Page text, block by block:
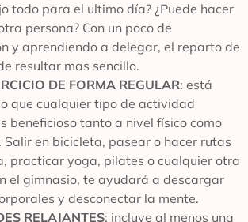
todo para el ultimo día? ¿Puede hacer
persona? Con un poco de
y aprendiendo a delegar, el reparto de
resultar mas sencillo.
DE FORMA REGULAR: está
que cualquier tipo de actividad
beneficioso tanto a nivel físico como
Salir en bicicleta, pasear o hacer rutas
practicar yoga, pilates o cualquier otra
el gimnasio, te ayudará a descargar
y desconectar la mente.
RELAJANTES: incluye al menos una